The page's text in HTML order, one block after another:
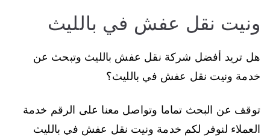
ونيت نقل عفش في بالليث
هل تريد أفضل شركة نقل عفش بالليث وتبحث عن
خدمة ونيت نقل عفش في بالليث؟
توقف عن البحث تماما وتواصل معنا على الرقم خدمة
العملاء لنوفر لكم خدمة ونيت نقل عفش في بالليث